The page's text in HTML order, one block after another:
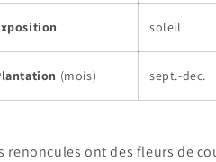
soleil
(mois) sept.-dec.
renoncules ont des fleurs de